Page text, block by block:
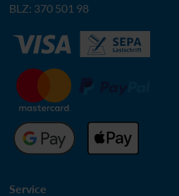
BLZ: 370 501 98
Service